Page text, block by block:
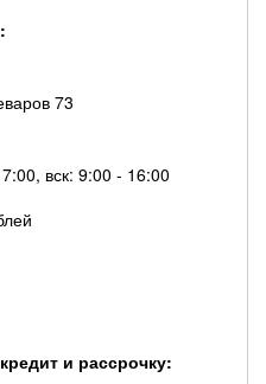
73
вск: 9:00 - 16:00
и рассрочку: